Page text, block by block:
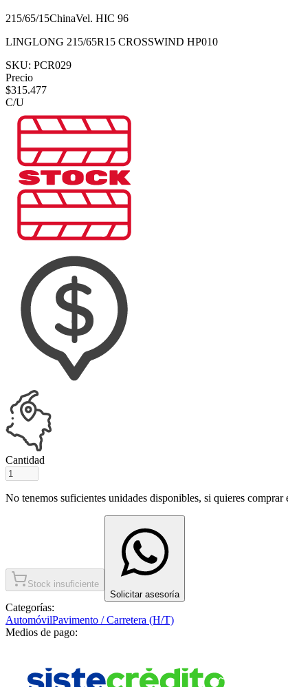
215/65/15ChinaVel. HIC 96
LINGLONG 215/65R15 CROSSWIND HP010
SKU: PCR029
Precio
$315.477
C/U
Cantidad
No tenemos suficientes unidades disponibles, si quieres comprar
Stock insuficiente
Solicitar asesoría
Categorías:
AutomóvilPavimento / Carretera (H/T)
Medios de pago: